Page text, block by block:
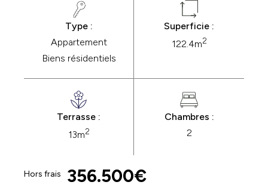
Type :
Appartement
Biens résidentiels
Superficie :
122.4m2
Terrasse :
13m2
Chambres :
2
Hors frais 356.500€